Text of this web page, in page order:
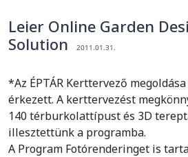
Leier Online Garden
Solution
2011.01.31.
*Az ÉPTÁR Kerttervező
érkezett. A kerttervezést
140 térburkolattípust és 3D
illesztettünk a programba.
A Program Fotórenderinget is